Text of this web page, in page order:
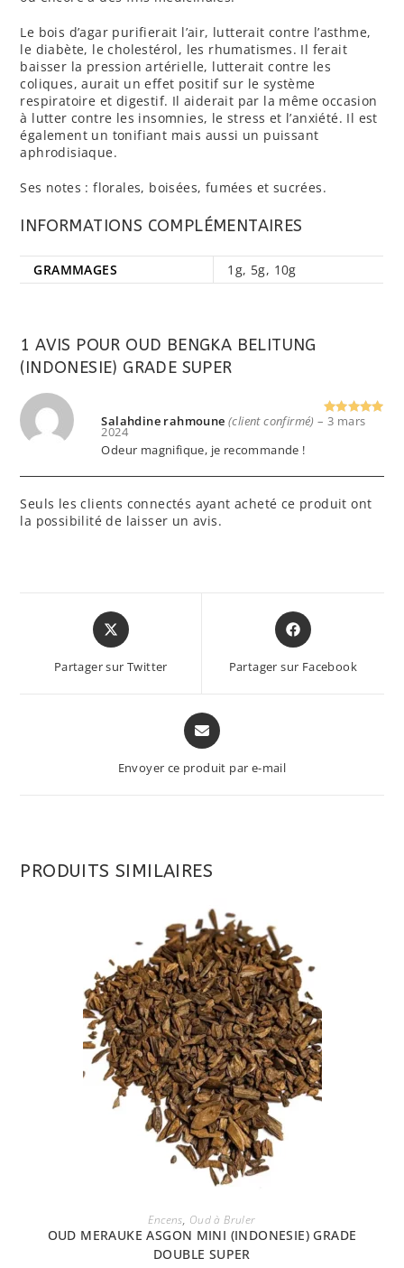
Le bois d’agar purifierait l’air, lutterait contre l’asthme,
le diabète, le cholestérol, les rhumatismes. Il ferait
baisser la pression artérielle, lutterait contre les
coliques, aurait un effet positif sur le système
respiratoire et digestif. Il aiderait par la même occasion
à lutter contre les insomnies, le stress et l’anxiété. Il est
également un tonifiant mais aussi un puissant
aphrodisiaque.
Ses notes : florales, boisées, fumées et sucrées.
INFORMATIONS COMPLÉMENTAIRES
GRAMMAGES 1g, 5g, 10g
1 AVIS POUR OUD BENGKA BELITUNG
(INDONESIE) GRADE SUPER
Note5
Salahdine rahmoune(client confirmé) – 3 mars
2024
Odeur magnifique, je recommande !
Seuls les clients connectés ayant acheté ce produit ont
la possibilité de laisser un avis.
Partager sur Twitter Partager sur Facebook
Envoyer ce produit par e-mail
PRODUITS SIMILAIRES
CHOIX DES OPTIONS
Encens, Oud à Bruler
OUD MERAUKE ASGON MINI (INDONESIE) GRADE
DOUBLE SUPER